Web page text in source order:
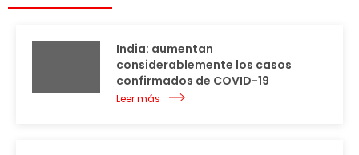
India: aumentan
considerablemente los casos
confirmados de COVID-19
Leer más